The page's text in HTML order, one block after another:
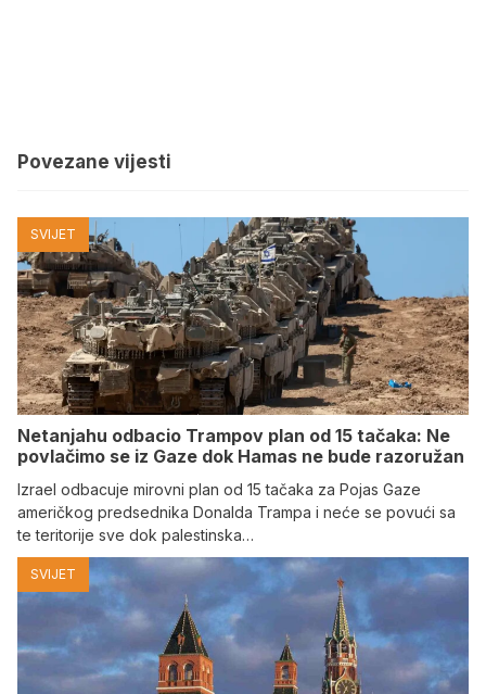
Povezane vijesti
SVIJET
Netanjahu odbacio Trampov plan od 15 tačaka: Ne
povlačimo se iz Gaze dok Hamas ne bude razoružan
Izrael odbacuje mirovni plan od 15 tačaka za Pojas Gaze
američkog predsednika Donalda Trampa i neće se povući sa
te teritorije sve dok palestinska…
SVIJET